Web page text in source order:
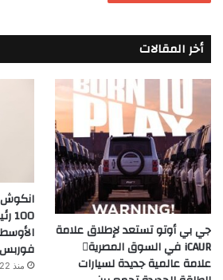
أخر المقالات
جي بي أوتو تستعد لإطلاق علامة
iCAUR في السوق المصرية
علامة عالمية جديدة لسيارات
انكوش
منذ 22 ساعة